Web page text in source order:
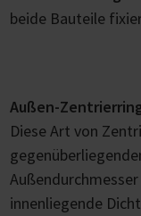
beide Bauteile
Außen-
Diese Art von
innenliegende